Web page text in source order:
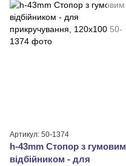
Артикул: 50-1374
h-43mm Стопор з гумовим
відбійником - для